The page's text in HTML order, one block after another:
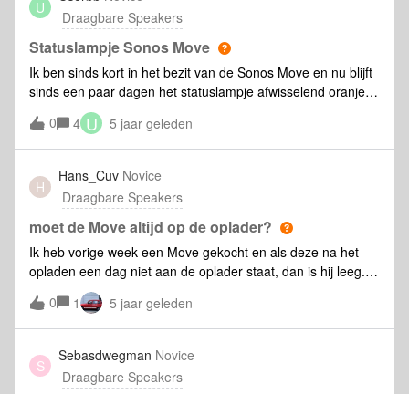
U
Draagbare Speakers
Statuslampje Sonos Move
Ik ben sinds kort in het bezit van de Sonos Move en nu blijft
sinds een paar dagen het statuslampje afwisselend oranje
en wit knipperen. Ik kan nergens vinden wat dit inhoud. Als
ik de move uitzet en weer aanzet blijft het statuslampje wit
maar na enige tijd gaat dit weer afwisselend oranje en wit
knipperen.
0 4 U 5 jaar geleden
H
Hans_Cuv Novice
Draagbare Speakers
moet de Move altijd op de oplader?
Ik heb vorige week een Move gekocht en als deze na het
opladen een dag niet aan de oplader staat, dan is hij leeg.
Ik heb dan geen muziek gespeeld, maar de batterij loopt
gewoon leeg. Is het de bedoeling dat de Move altijd op de
oplader blijft staan? Bij andere oplaadbare producten lees je
vaak dathet verstandig is om niet altijd aan de lader te
hangen.
0 1 5 jaar geleden
S
Sebasdwegman Novice
Draagbare Speakers